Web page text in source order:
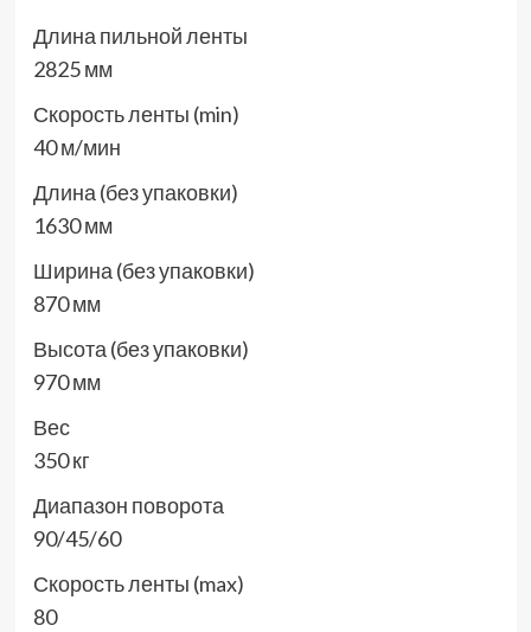
Длина пильной ленты
2825 мм
Скорость ленты (min)
40 м/мин
Длина (без упаковки)
1630 мм
Ширина (без упаковки)
870 мм
Высота (без упаковки)
970 мм
Вес
350 кг
Диапазон поворота
90/45/60
Скорость ленты (max)
80